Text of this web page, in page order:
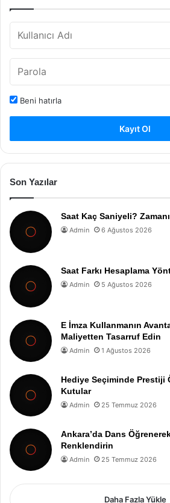
Beni hatırla
Kayıt Ol
Son Yazılar
Saat Kaç Saniyeli?
Admin 6 Ağustos 2026
Saat Farkı Hesaplama
Admin 5 Ağustos 2026
E İmza Kullanmanın
Maliyetten Tasarruf Edin
Admin 1 Ağustos 2026
Hediye Seçiminde Prestiji
Kutular
Admin 25 Temmuz 2026
Ankara’da Dans Öğrenerek
Renklendirin
Admin 25 Temmuz 2026
Daha Fazla Yükle